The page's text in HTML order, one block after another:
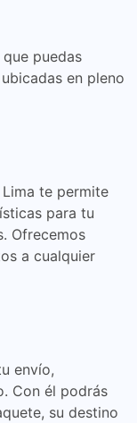
puedas
en pleno
te permite
para tu
Ofrecemos
a cualquier
envío,
Con él podrás
su destino